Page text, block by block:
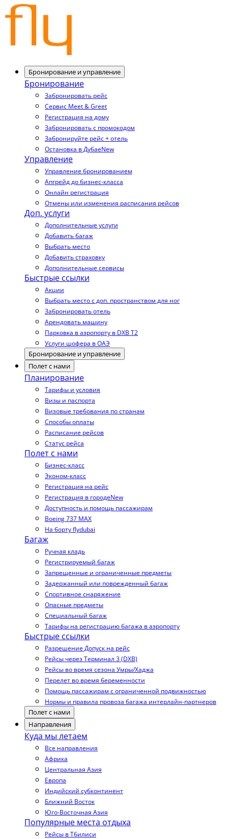
Бронирование и управление
Бронирование
Забронировать рейс
Сервис Meet & Greet
Регистрация на дому
Забронировать с промокодом
Забронируйте рейс + отель
Остановка в ДубаеNew
Управление
Управление бронированием
Апгрейд до бизнес-класса
Онлайн регистрация
Отмены или изменения расписания рейсов
Доп. услуги
Дополнительные услуги
Добавить багаж
Выбрать место
Добавить страховку
Дополнительные сервисы
Быстрые ссылки
Акции
Выбрать место с доп. пространством для ног
Забронировать отель
Арендовать машину
Парковка в аэропорту в DXB T2
Услуги шофера в ОАЭ
Бронирование и управление
Полет с нами
Планирование
Тарифы и условия
Визы и паспорта
Визовые требования по странам
Способы оплаты
Расписание рейсов
Статус рейса
Полет с нами
Бизнес-класс
Эконом-класс
Регистрация на рейс
Регистрация в городеNew
Доступность и помощь пассажирам
Boeing 737 MAX
На борту flydubai
Багаж
Ручная кладь
Регистрируемый багаж
Запрещенные и ограниченные предметы
Задержанный или поврежденный багаж
Спортивное снаряжение
Опасные предметы
Специальный багаж
Тарифы на регистрацию багажа в аэропорту
Быстрые ссылки
Разрешение Допуск на рейс
Рейсы через Терминал 3 (DXB)
Рейсы во время сезона Умры/Хаджа
Перелет во время беременности
Помощь пассажирам с ограниченной подвижностью
Нормы и правила провоза багажа интерлайн-партнеров
Полет с нами
Направления
Куда мы летаем
Все направления
Африка
Центральная Азия
Европа
Индийский субконтинент
Ближний Восток
Юго-Восточная Азия
Популярные места отдыха
Рейсы в Тбилиси